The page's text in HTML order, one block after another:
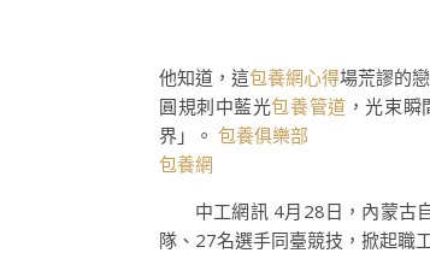
他知道，這包養網心得場荒謬的
圓規刺中藍光包養管道 ，光束
界」。 包養俱樂部
包養網
中工網訊 4月28日，內蒙古
隊、27名選手同臺競技，掀起職